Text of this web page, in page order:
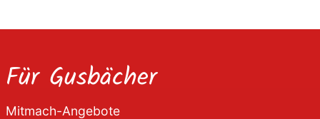
Für Gusbächer
Mitmach-Angebote